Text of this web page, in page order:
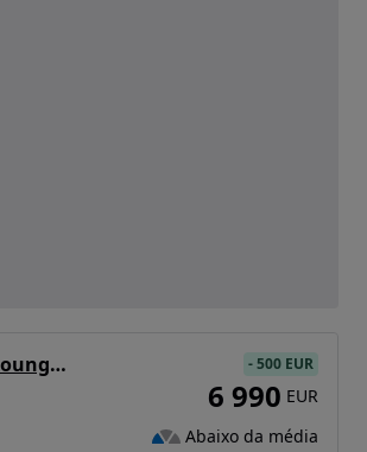
Fiat Tipo Station Wagon 1.6 M-Jet Lounge Tech J17 DCT -500 EUR
6 990 EUR
Abaixo da média